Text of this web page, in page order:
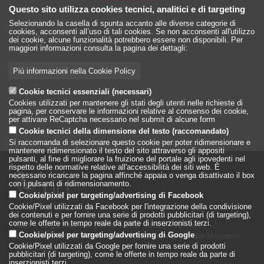
LILT - Lega Italiana per la Lotta conto i Tumori
è un Ente Pubblico su base associativa, vigilato dal Ministero
della Salute
Questo sito utilizza cookies tecnici, analitici e di targeting
Selezionando la casella di spunta accanto alle diverse categorie di
cookies, acconsenti all’uso di tali cookies. Se non acconsenti all'utilizzo
dei cookie, alcune funzionalità potrebbero essere non disponibili. Per
maggiori informazioni consulta la pagina dei dettagli:
Più informazioni nella Cookie Policy
Cookie tecnici essenziali (necessari)
Cookies utilizzati per mantenere gli stati degli utenti nelle richieste di
pagina, per conservare le informazioni relative al consenso dei cookie,
per attivare ReCaptcha necessario nel submit di alcune form
Cookie tecnici della dimensione del testo (raccomandato)
Si raccomanda di selezionare questo cookie per poter ridimensionare e
mantenere ridimensionato il testo del sito attraverso gli appositi
pulsanti, al fine di migliorare la fruizione del portale agli ipovedenti nel
rispetto delle normative relative all'accessibilità dei siti web. È
necessario ricaricare la pagina affinché appaia o venga disattivato il box
con i pulsanti di ridimensionamento.
Cookie/pixel per targeting/advertising di Facebook
Cookie/Pixel utilizzati da Facebook per l'integrazione della condivisione
dei contenuti e per fornire una serie di prodotti pubblicitari (di targeting),
come le offerte in tempo reale da parte di inserzionisti terzi.
Cookie/pixel per targeting/advertising di Google
Cookie/Pixel utilizzati da Google per fornire una serie di prodotti
pubblicitari (di targeting), come le offerte in tempo reale da parte di